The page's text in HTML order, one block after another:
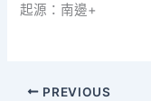
起源：南邊+
PREVIOUS